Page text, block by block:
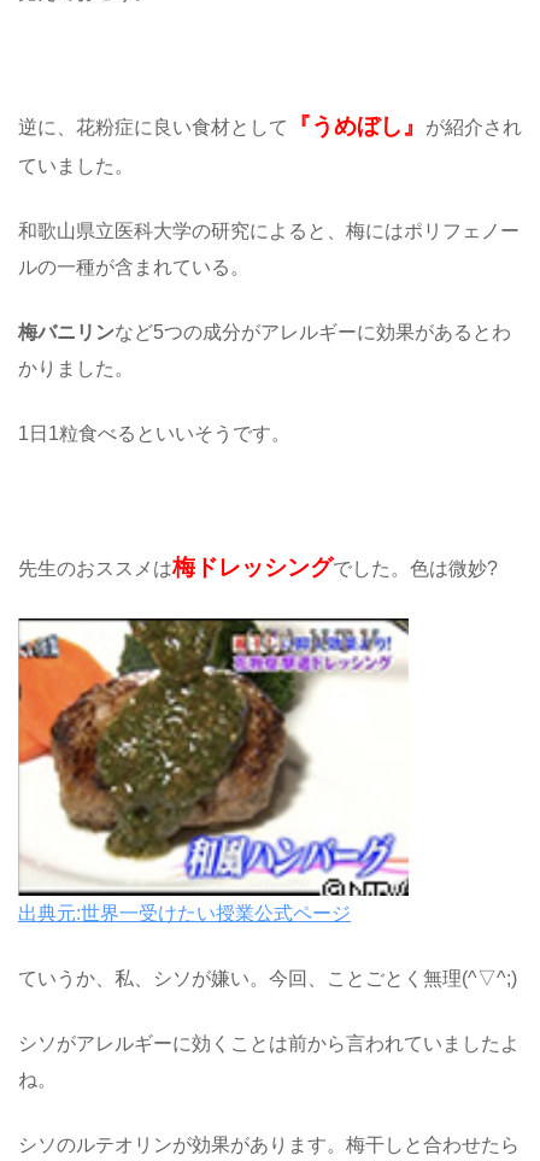
逆に、花粉症に良い食材として 『うめぼし』
が紹介され
ていました。
和歌山県立医科大学の研究によると、梅にはポリフェノー
ルの一種が含まれている。
梅バニリンなど5つの成分がアレルギーに効果があるとわ
かりました。
1日1粒食べるといいそうです。
先生のおススメは梅ドレッシングでした。色は微妙?
出典元:世界一受けたい授業公式ページ
ていうか、私、シソが嫌い。今回、ことごとく無理(^▽^;)
シソがアレルギーに効くことは前から言われていましたよ
ね。
シソのルテオリンが効果があります。梅干しと合わせたら